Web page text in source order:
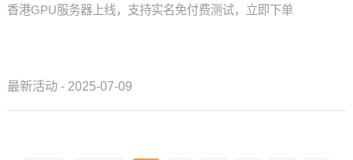
香港GPU服务器上线，支持实名免付费测试，立即下单
最新活动 - 2025-07-09